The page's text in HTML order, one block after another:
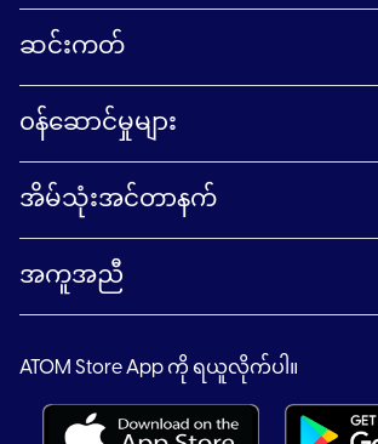
ဆင်းကတ်
၀န်ဆောင်မှုများ
အိမ်သုံးအင်တာနက်
အကူအညီ
ATOM Store App ကို ရယူလိုက်ပါ။